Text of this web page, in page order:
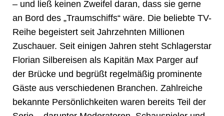
– und ließ keinen Zweifel daran, dass sie gerne
an Bord des „Traumschiffs“ wäre. Die beliebte TV-
Reihe begeistert seit Jahrzehnten Millionen
Zuschauer. Seit einigen Jahren steht Schlagerstar
Florian Silbereisen als Kapitän Max Parger auf
der Brücke und begrüßt regelmäßig prominente
Gäste aus verschiedenen Branchen. Zahlreiche
bekannte Persönlichkeiten waren bereits Teil der